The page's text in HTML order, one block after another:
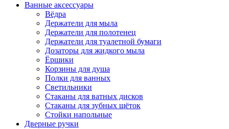
Ванные аксессуары
Вёдра
Держатели для мыла
Держатели для полотенец
Держатели для туалетной бумаги
Дозаторы для жидкого мыла
Ёршики
Корзины для душа
Полки для ванных
Светильники
Стаканы для ватных дисков
Стаканы для зубных щёток
Стойки напольные
Дверные ручки